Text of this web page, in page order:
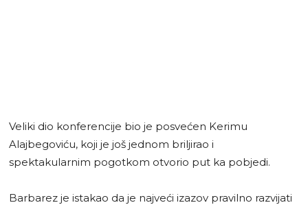
Veliki dio konferencije bio je posvećen Kerimu
Alajbegoviću, koji je još jednom briljirao i
spektakularnim pogotkom otvorio put ka pobjedi.
Barbarez je istakao da je najveći izazov pravilno razvijati